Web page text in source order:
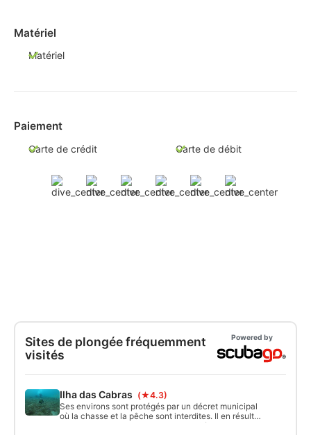
Matériel
Matériel
Paiement
Carte de crédit Carte de débit
Sites de plongée fréquemment
visités
Powered by
Ilha das Cabras (★4.3)
Ses environs sont protégés par un décret municipal
où la chasse et la pêche sont interdites. Il en résulte
une vie marine abondante et diversifiée. La zone est